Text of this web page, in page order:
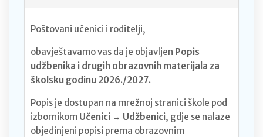
Poštovani učenici i roditelji,
obavještavamo vas da je objavljen Popis
udžbenika i drugih obrazovnih materijala za
školsku godinu 2026./2027.
Popis je dostupan na mrežnoj stranici škole pod
izbornikom Učenici → Udžbenici, gdje se nalaze
objedinjeni popisi prema obrazovnim